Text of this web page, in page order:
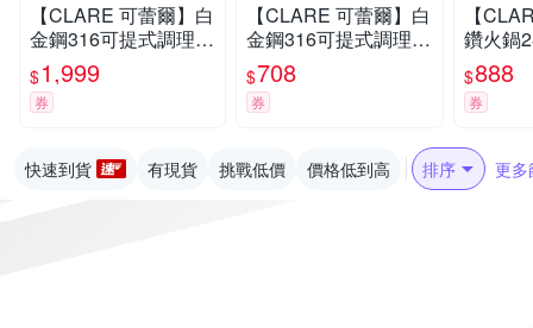
【CLARE 可蕾爾】白
金鋼316可提式調理鍋
16+19+22cm
$1,999
券
【CLARE 可蕾爾】白
金鋼316可提式調理鍋
16cm
$708
券
【
鑽火鍋
$888
券
快速到貨 有現貨 挑戰低價 價格低到高 排序 更多